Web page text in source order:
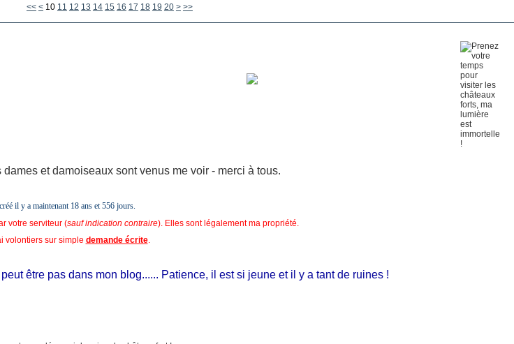
<< < 10 11 12 13 14 15 16 17 18 19 20 30
> >>
dames et damoiseaux sont venus me voir - merci à tous.
il y a maintenant 18 ans et556 jours.
votre serviteur (sauf indication contraire). Elles sont légalement ma propriété.
volontiers sur simple demande écrite.
être pas dans mon blog...... Patience, il est si jeune et il y a tant de ruines !